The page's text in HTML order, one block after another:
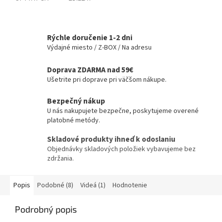
Rýchle doručenie 1-2 dni
Výdajné miesto / Z-BOX / Na adresu
Doprava ZDARMA nad 59€
Ušetrite pri doprave pri väčšom nákupe.
Bezpečný nákup
U nás nakupujete bezpečne, poskytujeme overené
platobné metódy.
Skladové produkty ihneď k odoslaniu
Objednávky skladových položiek vybavujeme bez
zdržania.
Popis Podobné (8) Videá (1) Hodnotenie
Podrobný popis